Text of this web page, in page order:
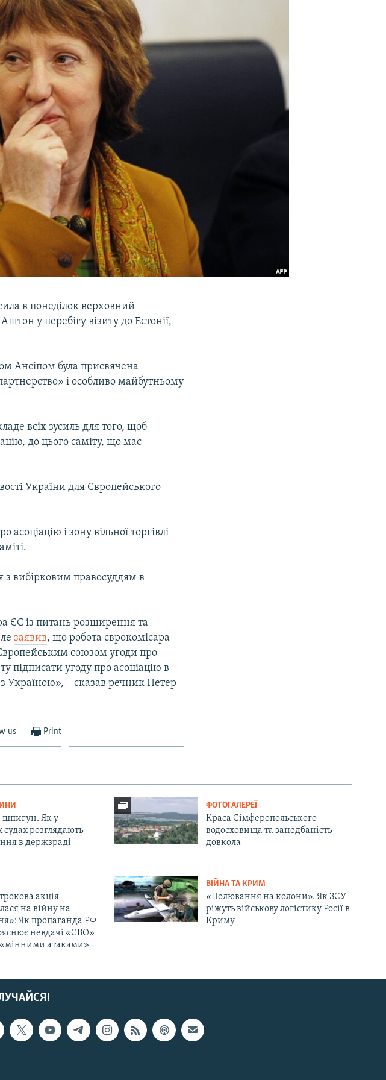
в понеділок верховний
у перебігу візиту до Естонії,
Ансіпом була присвячена
і особливо майбутньому
всіх зусиль для того, щоб
до цього саміту, що має
України для Європейського
і зону вільної торгівлі
вибірковим правосуддям в
ЄС із питань розширення та
заявив, що робота єврокомісара
союзом угоди про
підписати угоду про асоціацію в
Україною», – сказав речник Петер
us Print
шпигун. Як у
розглядають
в держзраді
ФОТОГАЛЕРЕЇ
Краса Сімферопольського
водосховища та занедбаність
довкола
акція
на війну на
Як пропаганда РФ
невдачі «СВО»
«мінними атаками»
ВІЙНА ТА КРИМ
«Полювання на колони». Як ЗСУ
ріжуть військову логістику Росії в
Криму